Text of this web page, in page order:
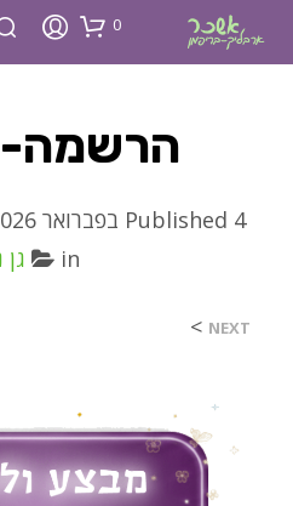
0
Published 4 בפברואר 2026
in
גן
NEXT
>